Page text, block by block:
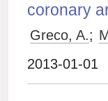
coronary
Greco, A.;
2013-01-01